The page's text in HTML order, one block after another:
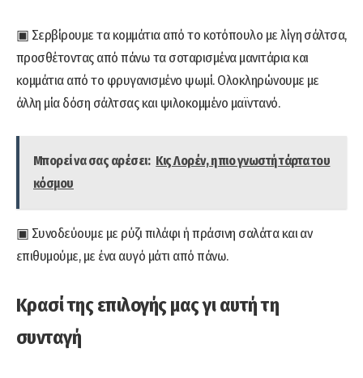
▣ Σερβίρουμε τα κομμάτια από το κοτόπουλο με λίγη σάλτσα,
προσθέτοντας από πάνω τα σοταρισμένα μανιτάρια και
κομμάτια από το φρυγανισμένο ψωμί. Ολοκληρώνουμε με
άλλη μία δόση σάλτσας και ψιλοκομμένο μαϊντανό.
Μπορεί να σας αρέσει: Κις Λορέν, η πιο γνωστή τάρτα του
κόσμου
▣ Συνοδεύουμε με ρύζι πιλάφι ή πράσινη σαλάτα και αν
επιθυμούμε, με ένα αυγό μάτι από πάνω.
Κρασί της επιλογής μας γι αυτή τη
συνταγή